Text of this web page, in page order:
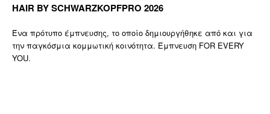
HAIR BY SCHWARZKOPFPRO 2026
Ένα πρότυπο έμπνευσης, το οποίο δημιουργήθηκε από και για
την παγκόσμια κομμωτική κοινότητα. Έμπνευση FOR EVERY
YOU.